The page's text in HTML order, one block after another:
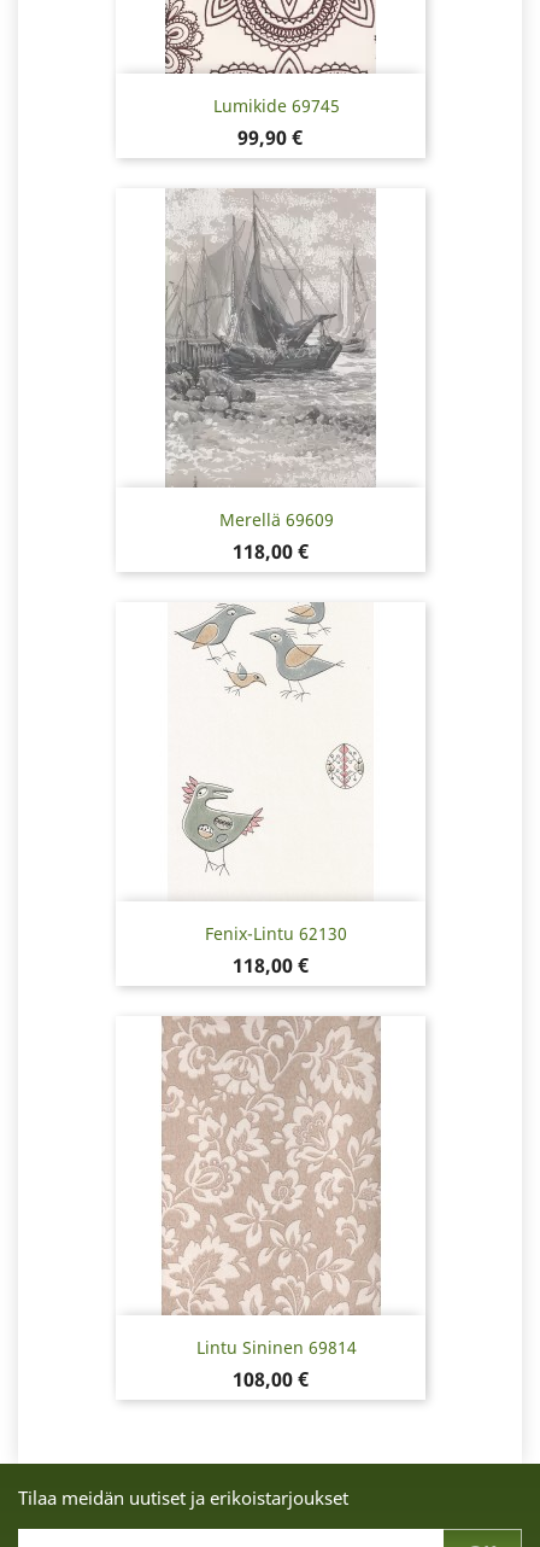
Lumikide 69745
Hinta
99,90 €
Merellä 69609
Hinta
118,00 €
Fenix-Lintu 62130
Hinta
118,00 €
Lintu Sininen 69814
Hinta
108,00 €
Tilaa meidän uutiset ja erikoistarjoukset